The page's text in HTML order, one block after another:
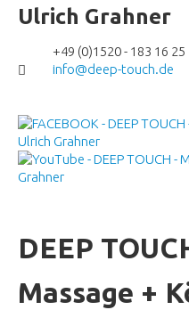
Ulrich Grahner
+49 (0)1520 - 183 16 25
info@deep-touch.de
DEEP
Massage +